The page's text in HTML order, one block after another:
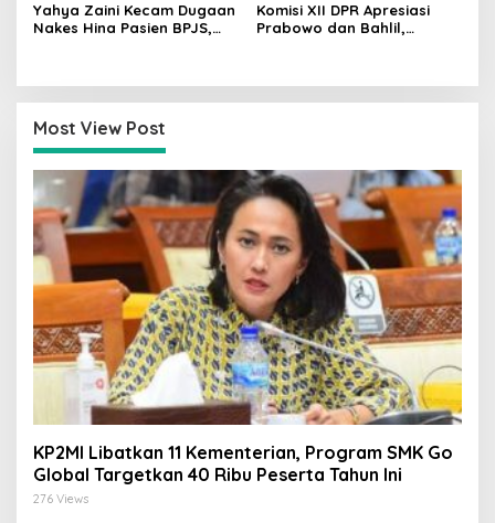
Yahya Zaini Kecam Dugaan
Nakes Hina Pasien BPJS,
Komisi XII DPR Apresiasi
Prabowo dan Bahlil,
Most View Post
KP2MI Libatkan 11 Kementerian, Program SMK Go
Global Targetkan 40 Ribu Peserta Tahun Ini
276 Views